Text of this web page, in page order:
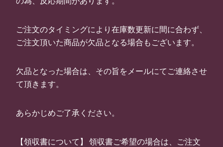
ご注文のタイミングにより在庫数更新に間に合わず、
ご注文頂いた商品が欠品となる場合もございます。
欠品となった場合は、その旨をメールにてご連絡させ
て頂きます。
あらかじめご了承ください。
【領収書について】 領収書ご希望の場合は、ご注文